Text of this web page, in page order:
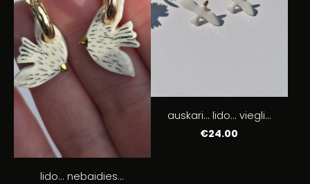
lido... nebaidies...
auskari... lido... viegli...
€24.00